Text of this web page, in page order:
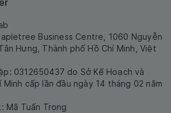
Business Centre, 1060 Nguyễn
Hưng, Thành phố Hồ Chí Minh, Việt
0312650437 do Sở Kế Hoạch và
Minh cấp lần đầu ngày 14 tháng 02 năm
Mã Tuấn Trọng